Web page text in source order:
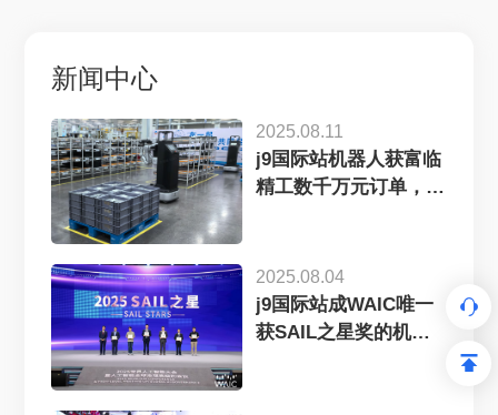
新闻中心
2025.08.11
j9国际站机器人获富临
精工数千万元订单，工
2025.08.04
j9国际站成WAIC唯一
获SAIL之星奖的机